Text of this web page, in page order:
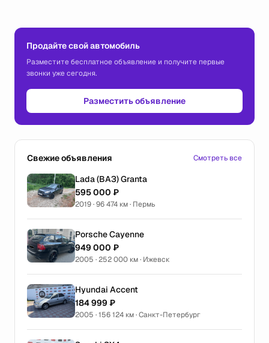
Продайте свой автомобиль
Разместите бесплатное объявление и получите первые
звонки уже сегодня.
Разместить объявление
Свежие объявления Смотреть все
Lada (ВАЗ) Granta
595 000 ₽
2019 · 96 474 км · Пермь
Porsche Cayenne
949 000 ₽
2005 · 252 000 км · Ижевск
Hyundai Accent
184 999 ₽
2005 · 156 124 км · Санкт-Петербург